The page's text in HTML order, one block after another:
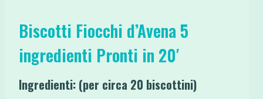
Biscotti Fiocchi d’Avena 5
ingredienti Pronti in 20′
Ingredienti: (per circa 20 biscottini)